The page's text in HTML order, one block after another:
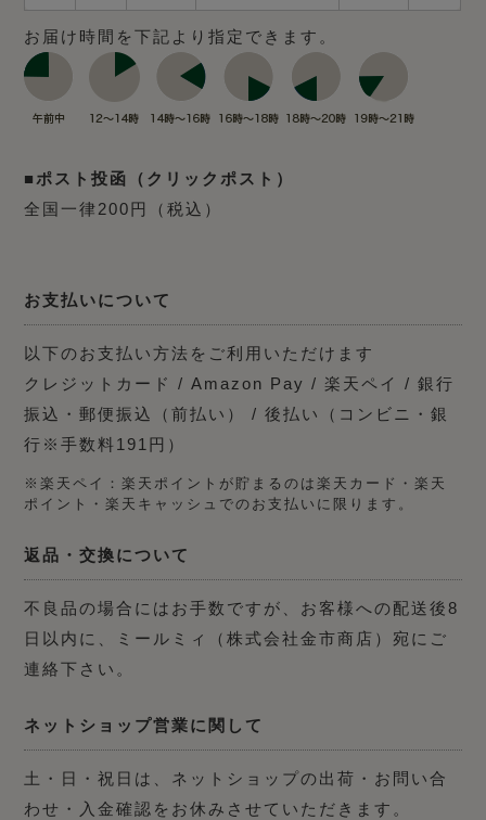
お届け時間を下記より指定できます。
■ポスト投函（クリックポスト）
全国一律200円（税込）
お支払いについて
以下のお支払い方法をご利用いただけます
クレジットカード / Amazon Pay / 楽天ペイ / 銀行
振込・郵便振込（前払い） / 後払い（コンビニ・銀
行※手数料191円）
※楽天ペイ：楽天ポイントが貯まるのは楽天カード・楽天
ポイント・楽天キャッシュでのお支払いに限ります。
返品・交換について
不良品の場合にはお手数ですが、お客様への配送後8
日以内に、ミールミィ（株式会社金市商店）宛にご
連絡下さい。
ネットショップ営業に関して
土・日・祝日は、ネットショップの出荷・お問い合
わせ・入金確認をお休みさせていただきます。